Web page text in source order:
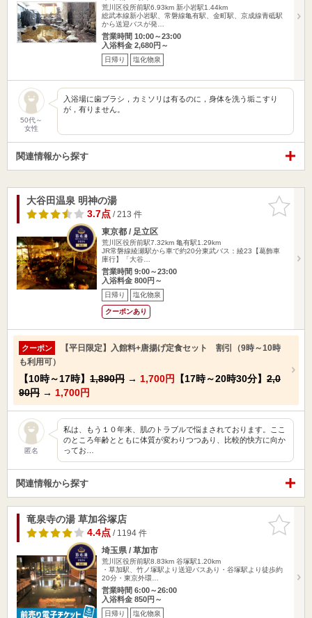
荒川区役所前駅6.93km 新小岩駅1.44km
総武本線新小岩駅、常磐線亀有駅、金町駅、京成線青砥駅
から送迎バスが発…
営業時間 10:00～23:00
入浴料金 2,680円～
日帰り 塩化物泉
50代～
女性
入浴場に歯ブラシ，カミソリは有るのに，身体を洗う垢こすり
が，有りません。
関連情報から探す
お気に入
りに追加
大谷田温泉 明神の湯
3.7点/ 213 件
東京都 / 足立区
荒川区役所前駅7.32km 亀有駅1.29km
JR常磐線綾瀬駅から車で約20分東武バス：綾23【葛飾車
庫行】「大谷…
営業時間 9:00～23:00
入浴料金 800円～
日帰り 塩化物泉
クーポンあり
クーポン
【平日限定】入館料+唐揚げ定食セット 割引（9時～10時
も利用可）
【10時～17時】 1,890円 → 1,700円 【17時～20時30分】 2,0
90円 → 1,700円
匿名
私は、もう１０年来、肌のトラブルで悩まされております。ここ
のところ年齢とともに体質が変わりつつあり、比較的快方に向か
ってお…
関連情報から探す
お気に入
りに追加
竜泉寺の湯 草加谷塚店
4.4点/ 1194 件
埼玉県 / 草加市
荒川区役所前駅8.83km 谷塚駅1.20km
・草加駅、竹ノ塚駅より送迎バスあり・谷塚駅より徒歩約
20分・東京外環…
営業時間 6:00～26:00
入浴料金 850円～
日帰り 塩化物泉